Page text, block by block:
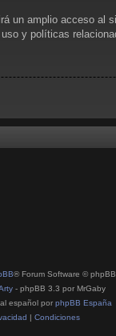
amplio acceso
y políticas
® Forum Software ©
- phpBB 3.3 por MrGaby
español por phpBB España
| Condiciones